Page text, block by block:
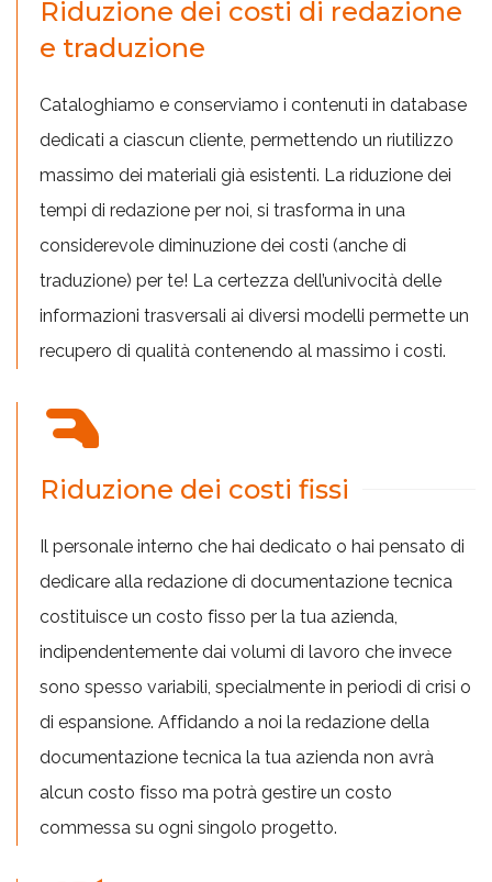
Riduzione dei costi di redazione
e traduzione
Cataloghiamo e conserviamo i contenuti in database
dedicati a ciascun cliente, permettendo un riutilizzo
massimo dei materiali già esistenti. La riduzione dei
tempi di redazione per noi, si trasforma in una
considerevole diminuzione dei costi (anche di
traduzione) per te! La certezza dell’univocità delle
informazioni trasversali ai diversi modelli permette un
recupero di qualità contenendo al massimo i costi.
Riduzione dei costi fissi
Il personale interno che hai dedicato o hai pensato di
dedicare alla redazione di documentazione tecnica
costituisce un costo fisso per la tua azienda,
indipendentemente dai volumi di lavoro che invece
sono spesso variabili, specialmente in periodi di crisi o
di espansione. Affidando a noi la redazione della
documentazione tecnica la tua azienda non avrà
alcun costo fisso ma potrà gestire un costo
commessa su ogni singolo progetto.